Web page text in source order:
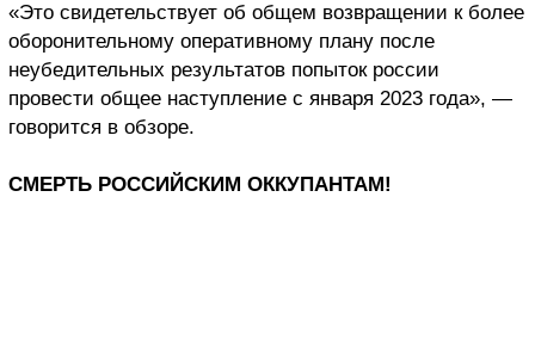
«Это свидетельствует об общем возвращении к более
оборонительному оперативному плану после
неубедительных результатов попыток россии
провести общее наступление с января 2023 года», —
говорится в обзоре.
СМЕРТЬ РОССИЙСКИМ ОККУПАНТАМ!